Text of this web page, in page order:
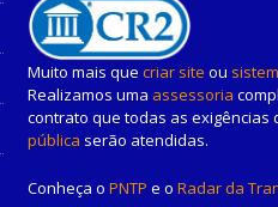
Muito mais que criar site ou
Realizamos uma assessoria
contrato que todas as exigências
pública serão atendidas.
Conheça o PNTP e o Radar da